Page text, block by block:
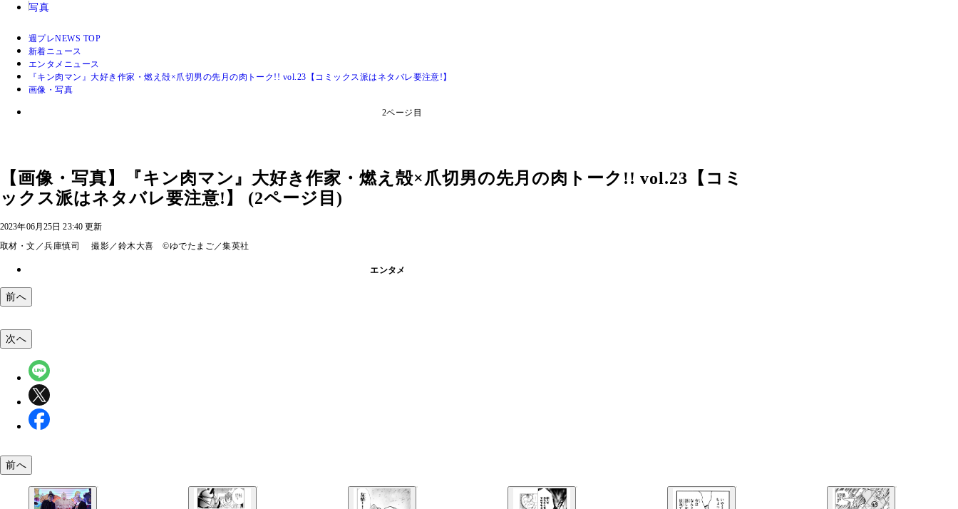
写真
週プレNEWS TOP
新着ニュース
エンタメニュース
『キン肉マン』大好き作家・燃え殻×爪切男の先月の肉トーク!! vol.23【コミックス派はネタバレ要注意!】
画像・写真
2ページ目
【画像・写真】『キン肉マン』大好き作家・燃え殻×爪切男の先月の肉トーク!! vol.23【コミ
ックス派はネタバレ要注意!】 (2ページ目)
2023年06月25日 23:40 更新
取材・文／兵庫慎司 撮影／鈴木大喜 ©ゆでたまご／集英社
エンタメ
前へ
次へ
前へ